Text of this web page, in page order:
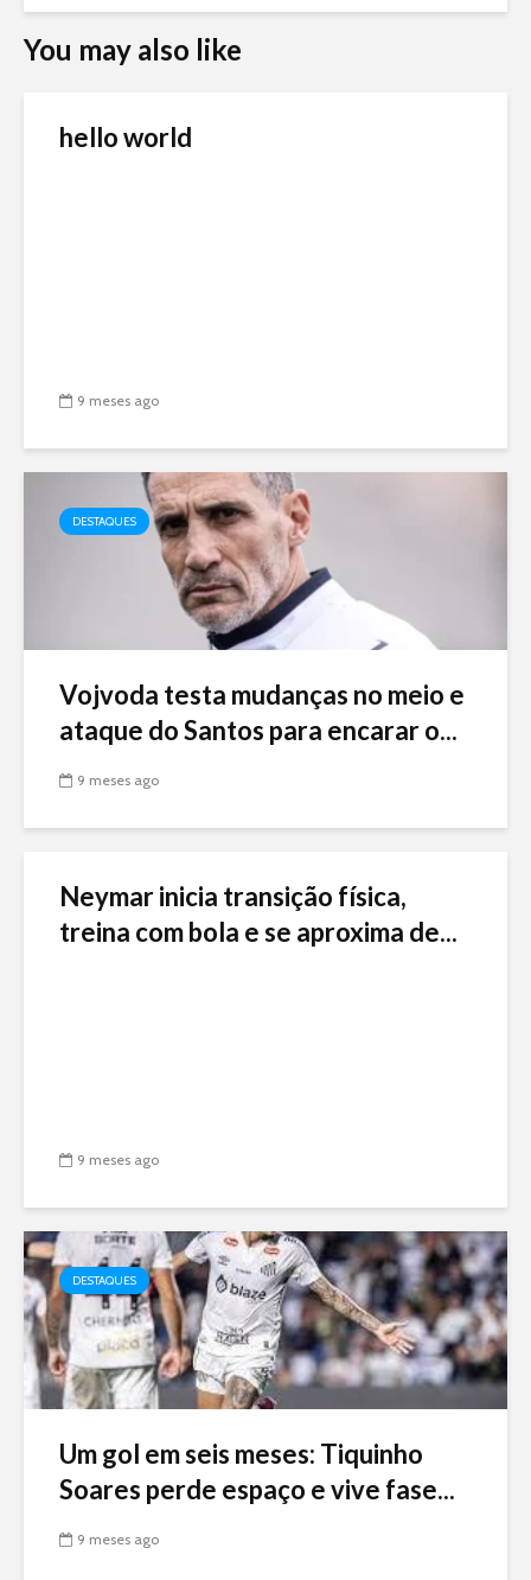
You may also like
hello world
9 meses ago
DESTAQUES
Vojvoda testa mudanças no meio e
ataque do Santos para encarar o...
9 meses ago
Neymar inicia transição física,
treina com bola e se aproxima de...
9 meses ago
DESTAQUES
Um gol em seis meses: Tiquinho
Soares perde espaço e vive fase...
9 meses ago